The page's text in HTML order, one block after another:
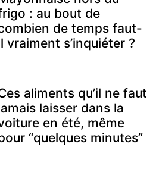
: au bout de
de temps faut-
vraiment s’inquiéter ?
aliments qu’il ne faut
laisser dans la
en été, même
“quelques minutes”